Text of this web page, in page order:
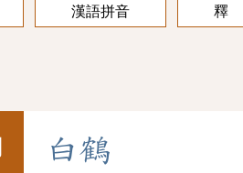
漢語拼音 釋
白鶴